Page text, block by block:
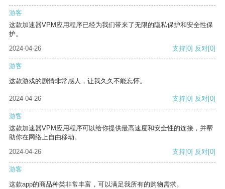
游客
这款加速器VPM应用程序已经为我们带来了无限的隐私保护和安全性保
护。
2024-04-26
支持[0] 反对[0]
游客
这款游戏的剧情非常感人，让我久久不能忘怀。
2024-04-26 支持[0] 反对[0]
游客
这款加速器VPM应用程序可以给你提供最高速度和安全性的连接，并帮
助你在网络上自由移动。
2024-04-26
支持[0] 反对[0]
游客
这款app的商品种类非常丰富，可以满足我所有的购物需求。